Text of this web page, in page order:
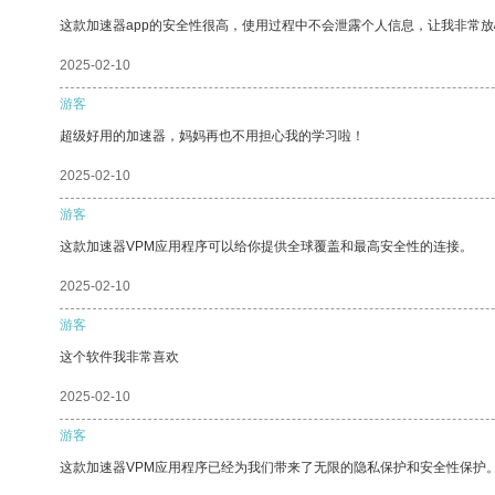
这款加速器app的安全性很高，使用过程中不会泄露个人信息，让我非常
2025-02-10
游客
超级好用的加速器，妈妈再也不用担心我的学习啦！
2025-02-10
游客
这款加速器VPM应用程序可以给你提供全球覆盖和最高安全性的连接。
2025-02-10
游客
这个软件我非常喜欢
2025-02-10
游客
这款加速器VPM应用程序已经为我们带来了无限的隐私保护和安全性保护